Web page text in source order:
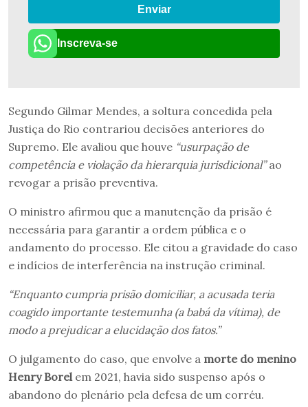
Enviar
Inscreva-se
Segundo Gilmar Mendes, a soltura concedida pela
Justiça do Rio contrariou decisões anteriores do
Supremo. Ele avaliou que houve “usurpação de
competência e violação da hierarquia jurisdicional”ao
revogar a prisão preventiva.
O ministro afirmou que a manutenção da prisão é
necessária para garantir a ordem pública e o
andamento do processo. Ele citou a gravidade do caso
e indícios de interferência na instrução criminal.
“Enquanto cumpria prisão domiciliar, a acusada teria
coagido importante testemunha (a babá da vítima), de
modo a prejudicar a elucidação dos fatos.”
O julgamento do caso, que envolve a morte do menino
Henry Borel em 2021, havia sido suspenso após o
abandono do plenário pela defesa de um corréu.